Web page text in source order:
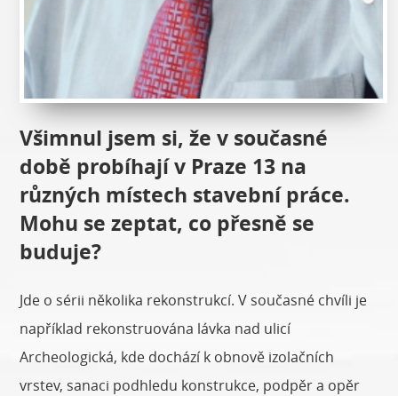
Všimnul jsem si, že v současné
době probíhají v Praze 13 na
různých místech stavební práce.
Mohu se zeptat, co přesně se
buduje?
Jde o sérii několika rekonstrukcí. V současné chvíli je
například rekonstruována lávka nad ulicí
Archeologická, kde dochází k obnově izolačních
vrstev, sanaci podhledu konstrukce, podpěr a opěr